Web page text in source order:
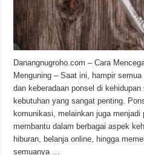
Teknologi Bikin Bisnis Makanan Kamu
Danangnugroho.com – Cara
Menguning – Saat ini, hampir
dan keberadaan ponsel di
kebutuhan yang sangat penting.
komunikasi, melainkan juga
membantu dalam berbagai aspek
hiburan, belanja online, hingga
semuanya …